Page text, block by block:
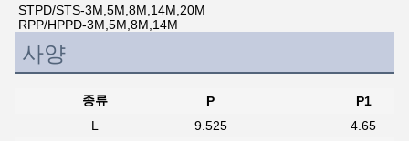
STPD/STS-3M,5M,8M,14M,20M
RPP/HPPD-3M,5M,8M,14M
사양
종류 P
P1
L
9.525
4.65